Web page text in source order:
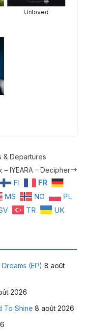
Unloved
& Departures
IYEARA – Decipher
FI
FR
MS NO
PL
TR UK
(EP) 8 août
2026
To Shine 8 août 2026